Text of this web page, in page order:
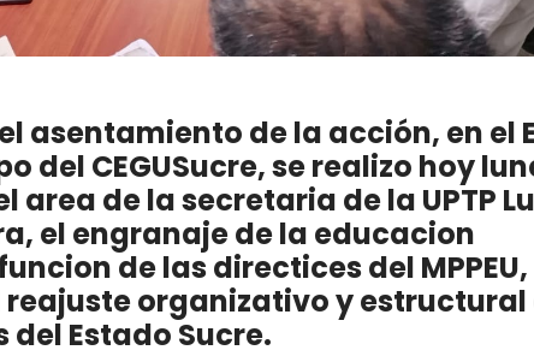
asentamiento de la acción, en el
del CEGUSucre, se realizo hoy
area de la secretaria de la UPTP
el engranaje de la educacion
de las directices del MPPEU,
reajuste organizativo y estructural
del Estado Sucre.